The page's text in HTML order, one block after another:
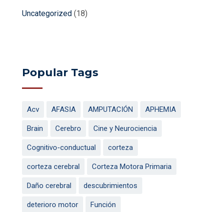
Uncategorized (18)
Popular Tags
Acv AFASIA AMPUTACIÓN APHEMIA
Brain Cerebro Cine y Neurociencia
Cognitivo-conductual corteza
corteza cerebral Corteza Motora Primaria
Daño cerebral descubrimientos
deterioro motor Función